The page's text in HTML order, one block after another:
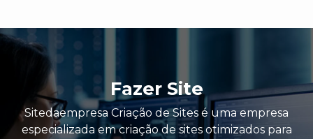
Fazer Site
Sitedaempresa Criação de Sites é uma empresa
especializada em criação de sites otimizados para